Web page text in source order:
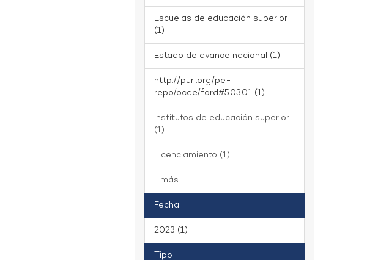
Escuelas de educación superior
(1)
Estado de avance nacional (1)
http://purl.org/pe-
repo/ocde/ford#5.03.01 (1)
Institutos de educación superior
(1)
Licenciamiento (1)
... más
Fecha
2023 (1)
Tipo